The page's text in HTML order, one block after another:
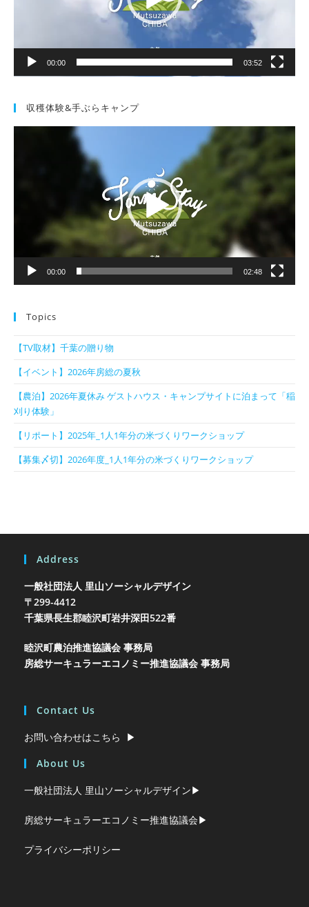
00:00 03:52
収穫体験&手ぶらキャンプ
00:00 02:48
Topics
【TV取材】千葉の贈り物
【イベント】2026年房総の夏秋
【農泊】2026年夏休み ゲストハウス・キャンプサイトに泊まって「稲
刈り体験」
【リポート】2025年_1人1年分の米づくりワークショップ
【募集〆切】2026年度_1人1年分の米づくりワークショップ
Address
一般社団法人 里山ソーシャルデザイン
〒299-4412
千葉県長生郡睦沢町岩井深田522番
睦沢町農泊推進協議会 事務局
房総サーキュラーエコノミー推進協議会 事務局
Contact Us
お問い合わせはこちら ▶︎
About Us
一般社団法人 里山ソーシャルデザイン▶︎
房総サーキュラーエコノミー推進協議会▶︎
プライバシーポリシー